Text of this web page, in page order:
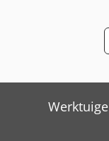
Sennebogen